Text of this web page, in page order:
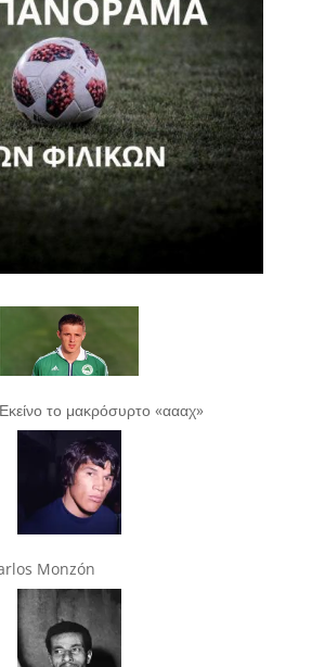
το μακρόσυρτο «αααχ»
Monzón